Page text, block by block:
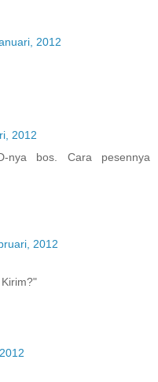
2012
2012
nya bos. Cara pesennya
2012